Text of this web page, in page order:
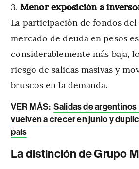
Menor exposición a
La participación de fondos
mercado de deuda en pesos
considerablemente más baja,
riesgo de salidas masivas y
bruscos en la demanda.
VER MÁS: Salidas de
vuelven a crecer en junio y
país
La distinción de Grupo